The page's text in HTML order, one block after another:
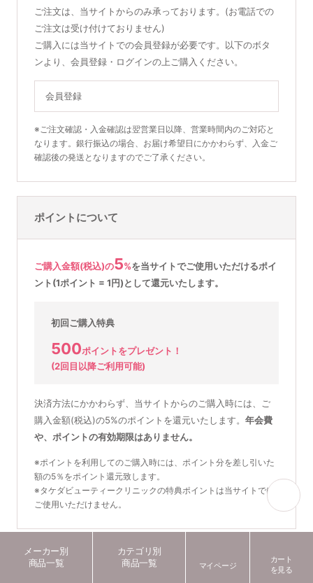
メーカー別
商品一覧
カテゴリ別
商品一覧
マイページ
カート
を見る
ご注文は、当サイトからのみ承っております。(お電話での
ご注文は受け付けておりません)
ご購入には当サイトでの会員登録が必要です。以下のボタ
ンより、会員登録・ログインの上ご購入ください。
会員登録
※ご注文確認・入金確認は翌営業日以降、営業時間内のご対応と
なります。銀行振込の場合、お届け希望日にかかわらず、入金ご
確認後の発送となりますのでご了承ください。
ポイントについて
ご購入金額(税込)の5%を当サイトでご使用いただけるポイ
ント(1ポイント = 1円)として還元いたします。
初回ご購入特典
500ポイントをプレゼント！
(2回目以降ご利用可能)
決済方法にかかわらず、当サイトからのご購入時には、ご
購入金額(税込)の5%のポイントを還元いたします。 年会費
や、ポイントの有効期限はありません。
※ポイントを利用してのご購入時には、ポイント分を差し引いた
額の5％をポイント還元致します。
※タケダビューティークリニックの特典ポイントは当サイトでは
ご使用いただけません。
配送方法・送料について